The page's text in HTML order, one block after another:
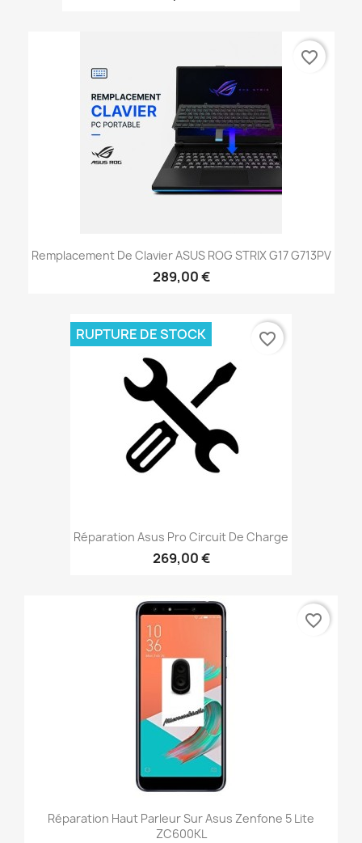
Remplacement De Clavier ASUS ROG STRIX G17 G713PV
289,00 €
favorite_border
Réparation Asus Pro Circuit De Charge
269,00 €
RUPTURE DE STOCK favorite_border
Réparation Haut Parleur Sur Asus Zenfone 5 Lite
ZC600KL
favorite_border